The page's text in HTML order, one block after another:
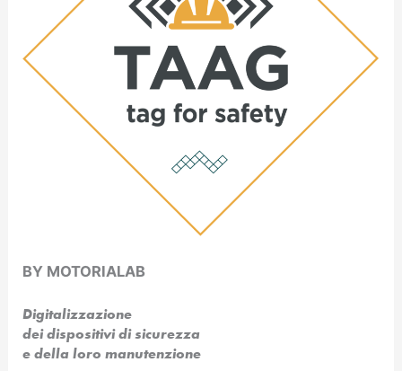
BY MOTORIALAB
Digitalizzazione
dei dispositivi di sicurezza
e della loro manutenzione